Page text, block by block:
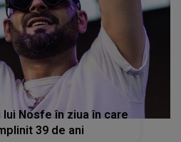
Nosfe în ziua în care
39 de ani